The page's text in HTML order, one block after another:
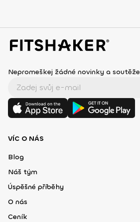
Nepromeškej žádné novinky a soutěže
VÍC O NÁS
Blog
Náš tým
Úspěšné příběhy
O nás
Ceník